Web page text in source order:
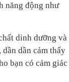
năng động như
dinh dưỡng và
dần cảm thấy
bạn có cảm giác